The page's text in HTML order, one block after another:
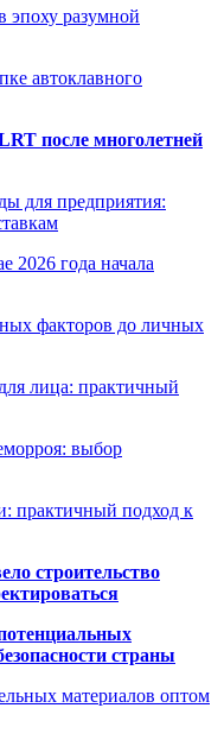
эпоху разумной
автоклавного
после многолетней
для предприятия:
2026 года начала
факторов до личных
лица: практичный
выбор
практичный подход к
строительство
страны
материалов оптом